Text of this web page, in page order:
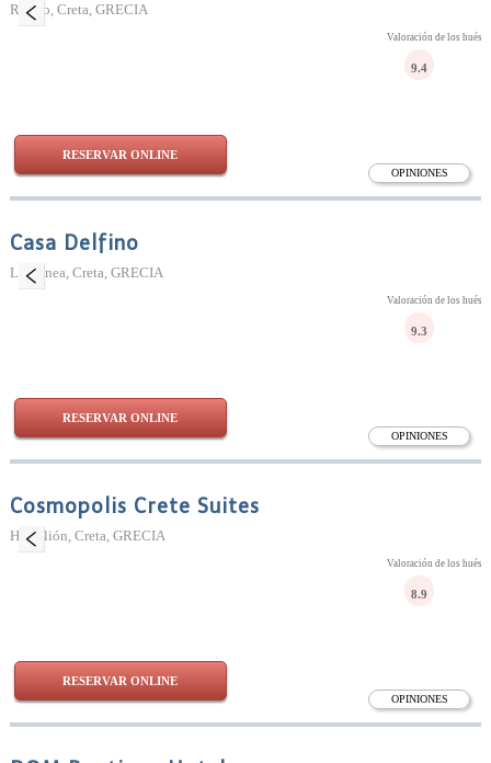
Rétino, Creta, GRECIA
OPINIONES
Valoración de los
9.4
RESERVAR ONLINE
Casa Delfino
La Canea, Creta, GRECIA
OPINIONES
Valoración de los
9.3
RESERVAR ONLINE
Cosmopolis Crete Suites
Heraclión, Creta, GRECIA
OPINIONES
Valoración de los
8.9
RESERVAR ONLINE